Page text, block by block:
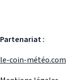
Partenariat :
le-coin-météo.com